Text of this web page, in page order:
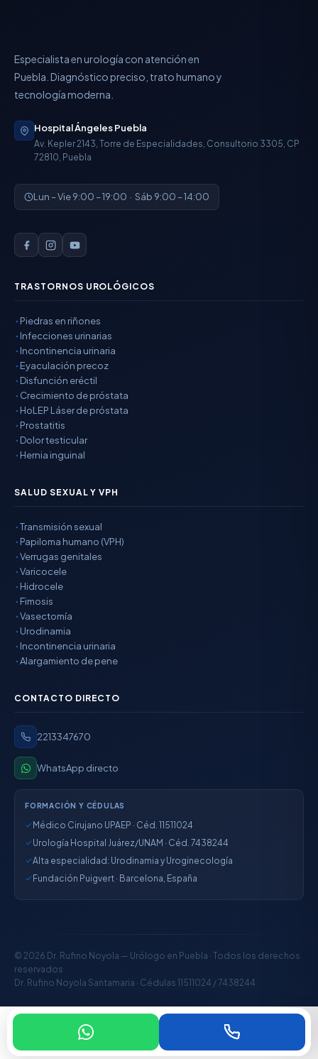
Especialista en urología con atención en
Puebla. Diagnóstico preciso, trato humano y
tecnología moderna.
Hospital Ángeles Puebla
Av. Kepler 2143, Torre de Especialidades, Consultorio 3305, CP
72810, Puebla
Lun – Vie 9:00 – 19:00 · Sáb 9:00 – 14:00
TRASTORNOS UROLÓGICOS
Piedras en riñones
Infecciones urinarias
Incontinencia urinaria
Eyaculación precoz
Disfunción eréctil
Crecimiento de próstata
HoLEP Láser de próstata
Prostatitis
Dolor testicular
Hernia inguinal
SALUD SEXUAL Y VPH
Transmisión sexual
Papiloma humano (VPH)
Verrugas genitales
Varicocele
Hidrocele
Fimosis
Vasectomía
Urodinamia
Incontinencia urinaria
Alargamiento de pene
CONTACTO DIRECTO
2213347670
WhatsApp directo
FORMACIÓN Y CÉDULAS
Médico Cirujano UPAEP · Céd. 11511024
Urología Hospital Juárez/UNAM · Céd. 7438244
Alta especialidad: Urodinamia y Uroginecología
Fundación Puigvert · Barcelona, España
© 2026 Dr. Rufino Noyola — Urólogo en Puebla · Todos los derechos
reservados
Dr. Rufino Noyola Santamaria · Cédulas 11511024 / 7438244